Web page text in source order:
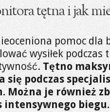
tętna i jak
pomoc dla
wysiłek
Tętno
się podczas
Można je również
intensywnego biegu.